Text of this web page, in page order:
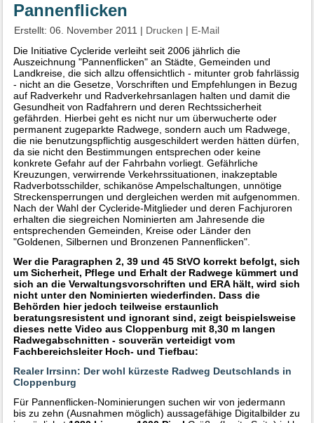
Pannenflicken
Erstellt: 06. November 2011 | Drucken | E-Mail
Die Initiative Cycleride verleiht seit 2006 jährlich die
Auszeichnung "Pannenflicken" an Städte, Gemeinden und
Landkreise, die sich allzu offensichtlich - mitunter grob fahrlässig
- nicht an die Gesetze, Vorschriften und Empfehlungen in Bezug
auf Radverkehr und Radverkehrsanlagen halten und damit die
Gesundheit von Radfahrern und deren Rechtssicherheit
gefährden. Hierbei geht es nicht nur um überwucherte oder
permanent zugeparkte Radwege, sondern auch um Radwege,
die nie benutzungspflichtig ausgeschildert werden hätten dürfen,
da sie nicht den Bestimmungen entsprechen oder keine
konkrete Gefahr auf der Fahrbahn vorliegt. Gefährliche
Kreuzungen, verwirrende Verkehrssituationen, inakzeptable
Radverbotsschilder, schikanöse Ampelschaltungen, unnötige
Streckensperrungen und dergleichen werden mit aufgenommen.
Nach der Wahl der Cycleride-Mitglieder und deren Fachjuroren
erhalten die siegreichen Nominierten am Jahresende die
entsprechenden Gemeinden, Kreise oder Länder den
"Goldenen, Silbernen und Bronzenen Pannenflicken".
Wer die Paragraphen 2, 39 und 45 StVO korrekt befolgt, sich
um Sicherheit, Pflege und Erhalt der Radwege kümmert und
sich an die Verwaltungsvorschriften und ERA hält, wird sich
nicht unter den Nominierten wiederfinden. Dass die
Behörden hier jedoch teilweise erstaunlich
beratungsresistent und ignorant sind, zeigt beispielsweise
dieses nette Video aus Cloppenburg mit 8,30 m langen
Radwegabschnitten - souverän verteidigt vom
Fachbereichsleiter Hoch- und Tiefbau:
Realer Irrsinn: Der wohl kürzeste Radweg Deutschlands in
Cloppenburg
Für Pannenflicken-Nominierungen suchen wir von jedermann
bis zu zehn (Ausnahmen möglich) aussagefähige Digitalbilder zu